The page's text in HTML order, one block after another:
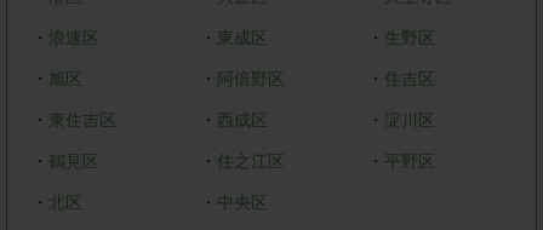
・ 浪速区 ・ 東成区 ・ 生野区
・ 旭区 ・ 阿倍野区 ・ 住吉区
・ 東住吉区 ・ 西成区 ・ 淀川区
・ 鶴見区 ・ 住之江区 ・平野区
・ 北区 ・ 中央区